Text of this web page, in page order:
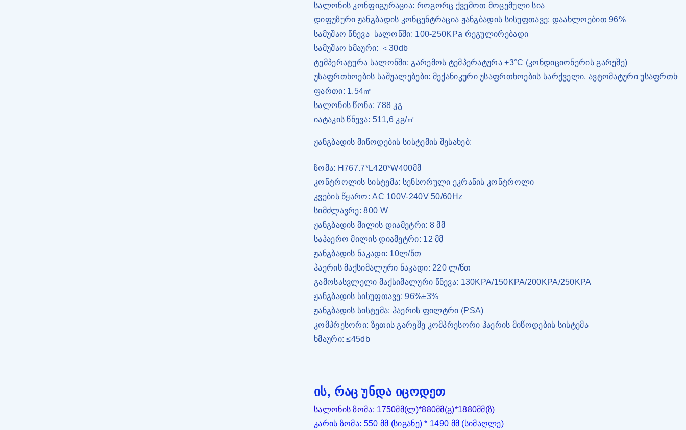
სალონის კონფიგურაცია: როგორც ქვემოთ მოცემული სია
დიფუზური ჟანგბადის კონცენტრაცია ჟანგბადის სისუფთავე: დაახლოებით 96%
სამუშაო წნევა სალონში: 100-250KPa რეგულირებადი
სამუშაო ხმაური: ＜30db
ტემპერატურა სალონში: გარემოს ტემპერატურა +3°C (კონდიციონერის გარეშე)
უსაფრთხოების საშუალებები: მექანიკური უსაფრთხოების სარქველი, ავტომატური
ფართი: 1.54㎡
სალონის წონა: 788 კგ
იატაკის წნევა: 511,6 კგ/㎡
ჟანგბადის მიწოდების სისტემის შესახებ:
ზომა: H767.7*L420*W400მმ
კონტროლის სისტემა: სენსორული ეკრანის კონტროლი
კვების წყარო: AC 100V-240V 50/60Hz
სიმძლავრე: 800 W
ჟანგბადის მილის დიამეტრი: 8 მმ
საჰაერო მილის დიამეტრი: 12 მმ
ჟანგბადის ნაკადი: 10ლ/წთ
ჰაერის მაქსიმალური ნაკადი: 220 ლ/წთ
გამოსასვლელი მაქსიმალური წნევა: 130KPA/150KPA/200KPA/250KPA
ჟანგბადის სისუფთავე: 96%±3%
ჟანგბადის სისტემა: ჰაერის ფილტრი (PSA)
კომპრესორი: ზეთის გარეშე კომპრესორი ჰაერის მიწოდების სისტემა
ხმაური: ≤45db
ის, რაც უნდა იცოდეთ
სალონის ზომა: 1750მმ(ლ)*880მმ(გ)*1880მმ(ზ)
კარის ზომა: 550 მმ (სიგანე) * 1490 მმ (სიმაღლე)